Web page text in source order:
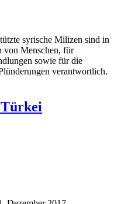
syrische Milizen sind in
von Menschen, für
sowie für die
verantwortlich.
Türkei